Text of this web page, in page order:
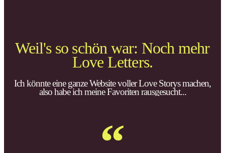
Weil's so schön war: Noch mehr
Love Letters.
Ich könnte eine ganze Website voller Love Storys machen,
also habe ich meine Favoriten rausgesucht...